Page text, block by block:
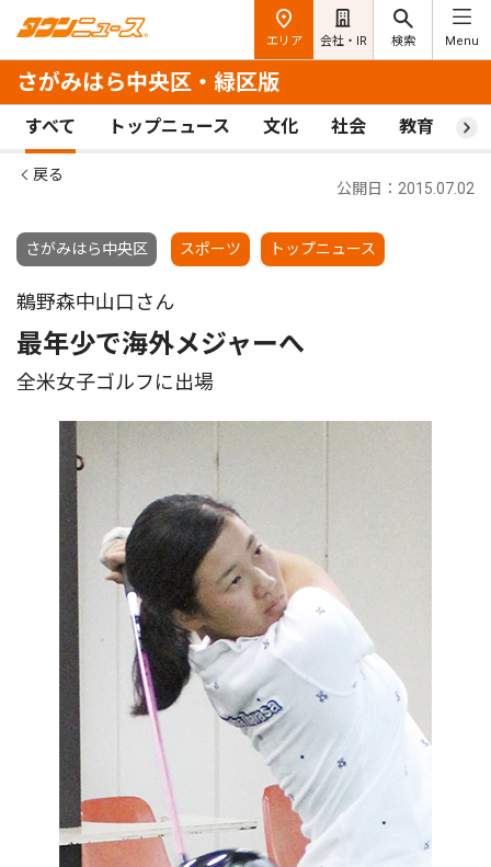
エリア 会社・IR 検索 Menu
さがみはら中央区・緑区版
すべて トップニュース 文化 社会 教育 ス
戻る
さがみはら中央区 スポーツ トップニュース
公開日：2015.07.02
鵜野森中山口さん
最年少で海外メジャーへ
全米女子ゴルフに出場